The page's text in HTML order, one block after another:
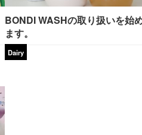
BONDI WASHの取り扱いを始
ます。
Dairy